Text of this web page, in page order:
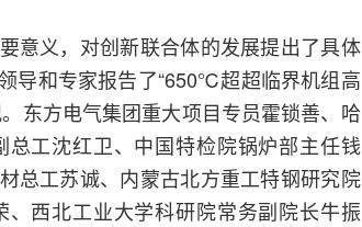
意义，对创新联合体的发展提出了具体
导和专家报告了“650℃超超临界机组高
东方电气集团重大项目专员霍锁善、哈
工沈红卫、中国特检院锅炉部主任钱
总工苏诚、内蒙古北方重工特钢研究院
西北工业大学科研院常务副院长牛振